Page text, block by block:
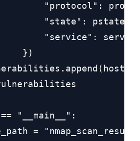
"protocol":
"state": pstate,
"service":
})
"__main__":
=